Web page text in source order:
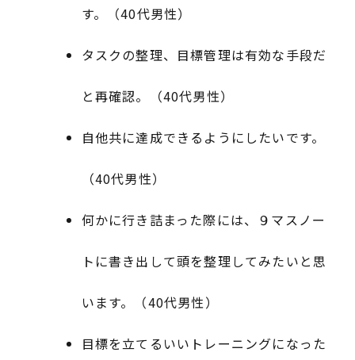
す。（40代男性）
タスクの整理、目標管理は有効な手段だ
と再確認。（40代男性）
自他共に達成できるようにしたいです。
（40代男性）
何かに行き詰まった際には、９マスノー
トに書き出して頭を整理してみたいと思
います。（40代男性）
目標を立てるいいトレーニングになった